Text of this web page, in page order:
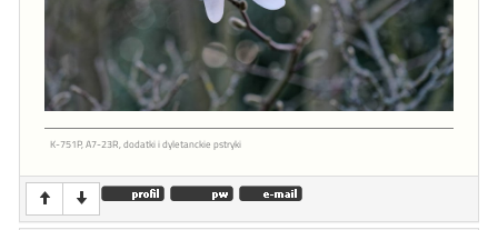
K-751P, A7-23R, dodatki i dyletanckie pstryki